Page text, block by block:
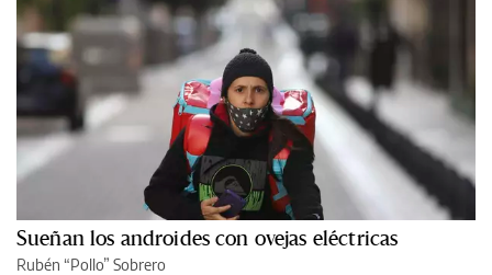
Sueñan los androides con ovejas eléctricas
Rubén “Pollo” Sobrero